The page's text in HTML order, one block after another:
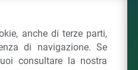
da Riciclo
anche di terze parti,
di navigazione. Se
consultare la nostra